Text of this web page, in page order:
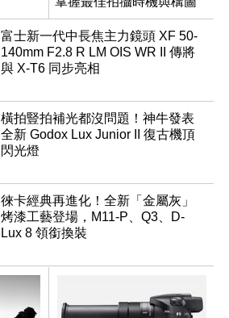
富士新一代中長焦主力鏡頭 XF 50-
140mm F2.8 R LM OIS WR II 傳將
與 X-T6 同步亮相
橫拍豎拍補光都沒問題！神牛發表
全新 Godox Lux Junior II 復古機頂
閃光燈
徠卡經典再進化！全新「金屬灰」
烤漆工藝登場，M11-P、Q3、D-
Lux 8 領銜換裝